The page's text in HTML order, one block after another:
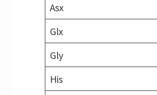
Asx
Glx
Gly
His